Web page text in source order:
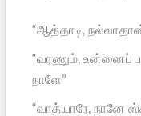
“ஆத்தாடி,
“வரணும், உன்னைப்
நாளே”
“வாத்யாரே, நானே